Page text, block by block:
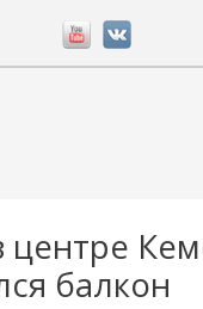
центре
балкон